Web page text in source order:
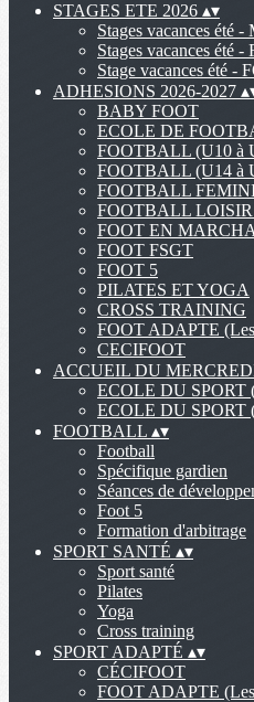
STAGES ETE 2026 ▴▾
Stages vacances été
Stages vacances été
Stage vacances été -
ADHESIONS 2026-2027 ▴
BABY FOOT
ECOLE DE
FOOTBALL (U10 à
FOOTBALL (U14 à
FOOTBALL
FOOTBALL LOISIR
FOOT EN
FOOT FSGT
FOOT 5
PILATES ET YOGA
CROSS TRAINING
FOOT ADAPTE
CECIFOOT
ACCUEIL DU
ECOLE DU SPORT
ECOLE DU SPORT
FOOTBALL ▴▾
Football
Spécifique gardien
Séances de
Foot 5
Formation d'arbitrage
SPORT SANTÉ ▴▾
Sport santé
Pilates
Yoga
Cross training
SPORT ADAPTÉ ▴▾
CÉCIFOOT
FOOT ADAPTE